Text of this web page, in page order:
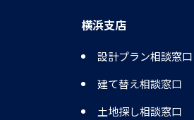
横浜支店
設計プラン相談窓口
建て替え相談窓口
土地探し相談窓口